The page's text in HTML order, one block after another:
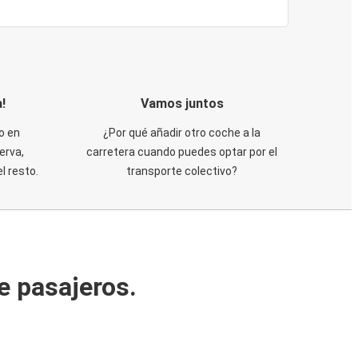
en
resto.
Vamos juntos
¿Por qué añadir otro coche a la
carretera cuando puedes optar por el
transporte colectivo?
pasajeros.